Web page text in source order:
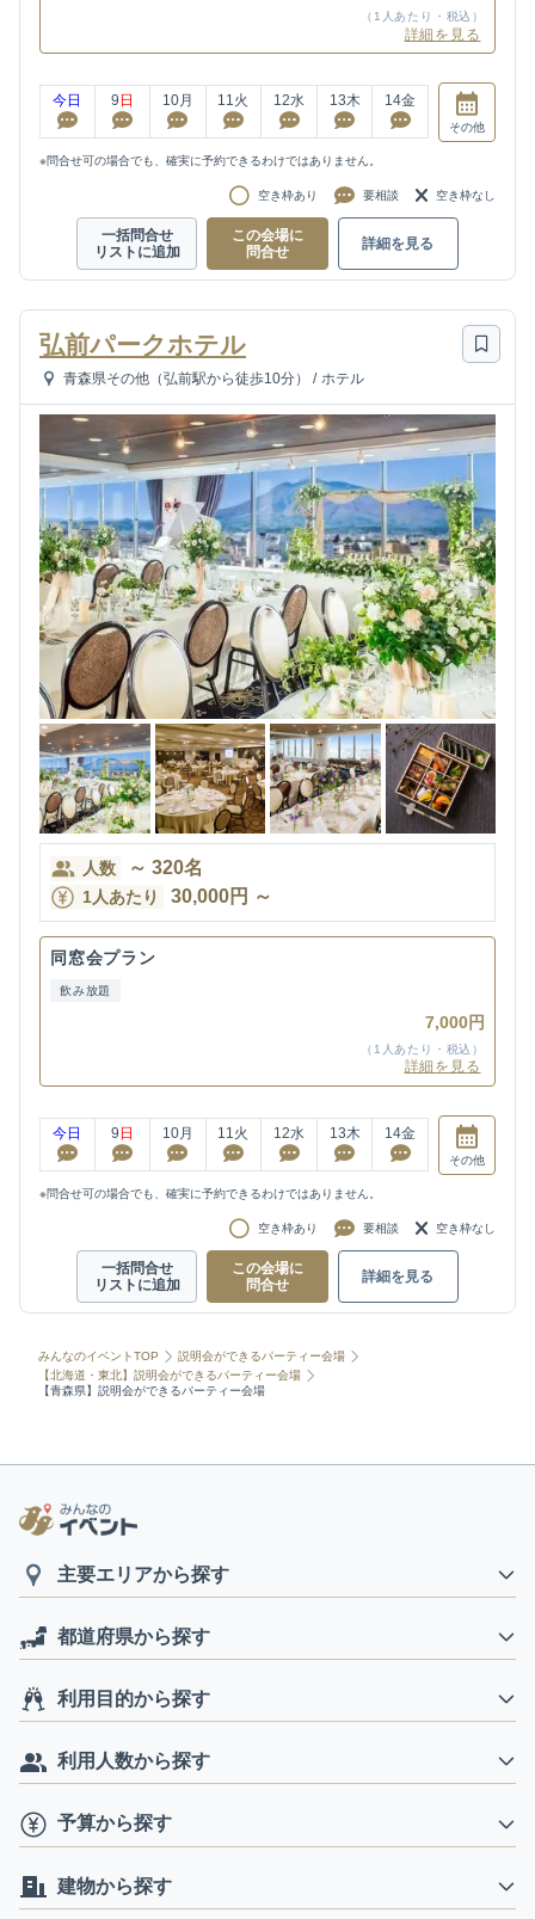
（1人あたり・税込）
詳細を見る
今日 9 日 10月 11火 12水 13木 14金
その他
※問合せ可の場合でも、確実に予約できるわけではありません。
空き枠あり 要相談 空き枠なし
一括問合せ
リストに追加
この会場に
問合せ
詳細を見る
弘前パークホテル
青森県その他（弘前駅から徒歩10分） / ホテル
人数 ～ 320名
1人あたり 30,000円 ～
同窓会プラン
飲み放題
7,000円
（1人あたり・税込）
詳細を見る
今日 9 日 10月 11火 12水 13木 14金
その他
※問合せ可の場合でも、確実に予約できるわけではありません。
空き枠あり 要相談 空き枠なし
一括問合せ
リストに追加
この会場に
問合せ
詳細を見る
みんなのイベントTOP
説明会ができるパーティー会場
【北海道・東北】説明会ができるパーティー会場
【青森県】説明会ができるパーティー会場
主要エリアから探す
都道府県から探す
利用目的から探す
利用人数から探す
予算から探す
建物から探す